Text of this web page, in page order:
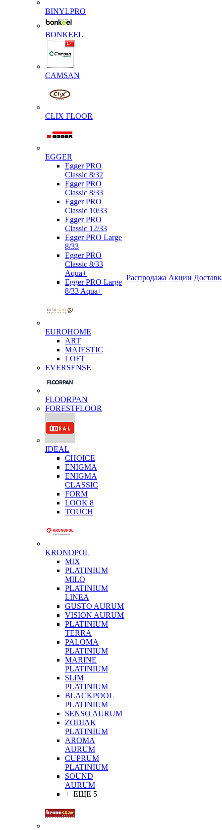
BINYLPRO
BONKEEL
CAMSAN
CLIX FLOOR
EGGER
Egger PRO
Classic 8/32
Egger PRO
Classic 8/33
Egger PRO
Classic 10/33
Egger PRO
Classic 12/33
Egger PRO Large
8/33
Egger PRO
Classic 8/33
Aqua+
Egger PRO Large
8/33 Aqua+
EUROHOME
ART
MAJESTIC
LOFT
EVERSENSE
FLOORPAN
FORESTFLOOR
IDEAL
CHOICE
ENIGMA
ENIGMA
CLASSIC
FORM
LOOK 8
TOUCH
KRONOPOL
MIX
PLATINIUM
MILO
PLATINIUM
LINEA
GUSTO AURUM
VISION AURUM
PLATINIUM
TERRA
PALOMA
PLATINIUM
MARINE
PLATINIUM
SLIM
PLATINIUM
BLACKPOOL
PLATINIUM
SENSO AURUM
ZODIAK
PLATINIUM
AROMA
AURUM
CUPRUM
PLATINIUM
SOUND
AURUM
+ ЕЩЕ 5
Распродажа Акции